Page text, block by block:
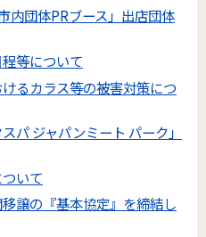
内団体PRブース」出店団体
等について
るカラス等の被害対策につ
パ ジャパンミート パーク」
いて
譲の『基本協定』を締結し